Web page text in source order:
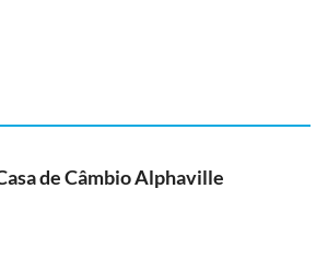
de Câmbio Alphaville